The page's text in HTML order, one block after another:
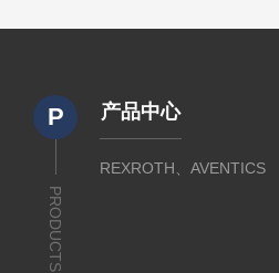
P
PRODUCTS
产品中心
REXROTH、AVENTICS